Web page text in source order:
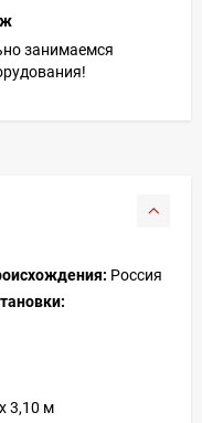
занимаемся
Россия
3,10 м